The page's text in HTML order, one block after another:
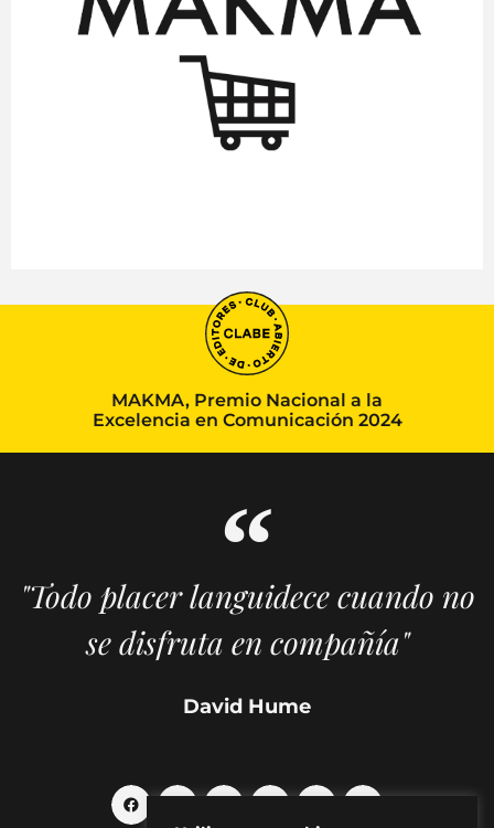
MAKMA, Premio Nacional a la
Excelencia en Comunicación 2024
"Todo placer languidece cuando no
se disfruta en compañía"
David Hume